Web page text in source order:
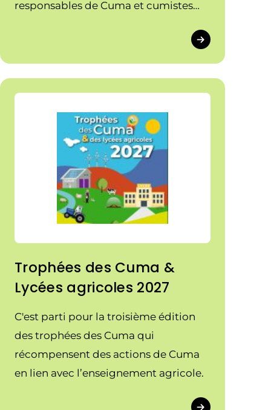
responsables de Cuma et cumistes
d'incendie.
Trophées des Cuma &
Lycées agricoles 2027
C'est parti pour la troisième édition
des trophées des Cuma qui
récompensent des actions de Cuma
en lien avec l’enseignement agricole.